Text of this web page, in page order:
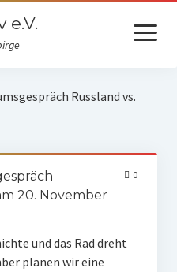
Menü
öffnen
Russland vs.
20. November
0
und das Rad dreht
planen wir eine